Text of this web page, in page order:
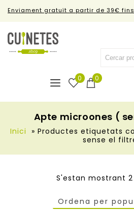
Enviament gratuït a partir de 39€
0
0
Apte microones (
Inici » Productes etiquetats
sense el
S'estan mostrant
Ordena per